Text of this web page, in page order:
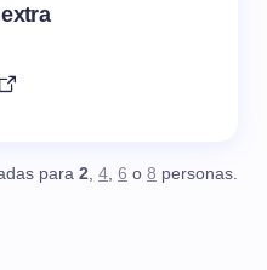
para 2, 4, 6 o 8 personas.